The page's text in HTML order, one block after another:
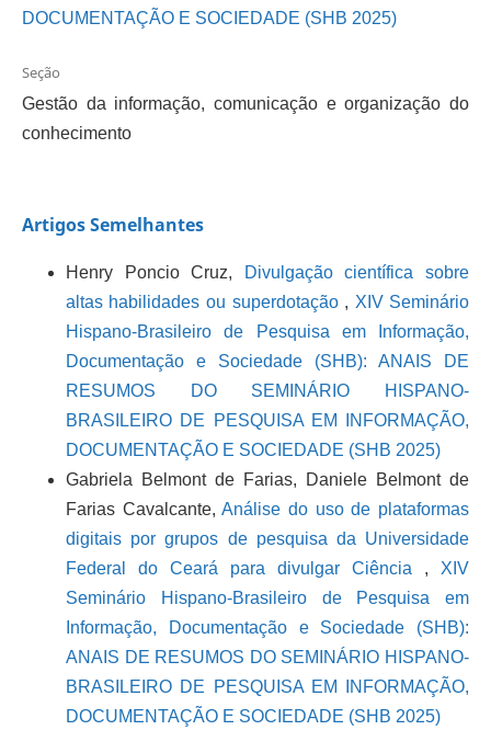
DOCUMENTAÇÃO E SOCIEDADE (SHB 2025)
Seção
Gestão da informação, comunicação e organização do
conhecimento
Artigos Semelhantes
Henry Poncio Cruz,
Divulgação científica sobre
altas habilidades ou superdotação , XIV Seminário
Hispano-Brasileiro de Pesquisa em Informação,
Documentação e Sociedade (SHB): ANAIS DE
RESUMOS DO SEMINÁRIO HISPANO-
BRASILEIRO DE PESQUISA EM INFORMAÇÃO,
DOCUMENTAÇÃO E SOCIEDADE (SHB 2025)
Gabriela Belmont de Farias, Daniele Belmont de
Farias Cavalcante,Análise do uso de plataformas
digitais por grupos de pesquisa da Universidade
Federal do Ceará para divulgar Ciência , XIV
Seminário Hispano-Brasileiro de Pesquisa em
Informação, Documentação e Sociedade (SHB):
ANAIS DE RESUMOS DO SEMINÁRIO HISPANO-
BRASILEIRO DE PESQUISA EM INFORMAÇÃO,
DOCUMENTAÇÃO E SOCIEDADE (SHB 2025)